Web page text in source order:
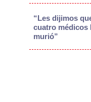
“Les dijimos
cuatro médicos
murió”